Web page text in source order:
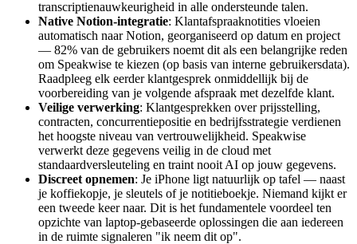
transcriptienauwkeurigheid in alle ondersteunde talen.
Native Notion-integratie: Klantafspraaknotities vloeien
automatisch naar Notion, georganiseerd op datum en project
— 82% van de gebruikers noemt dit als een belangrijke reden
om Speakwise te kiezen (op basis van interne gebruikersdata).
Raadpleeg elk eerder klantgesprek onmiddellijk bij de
voorbereiding van je volgende afspraak met dezelfde klant.
Veilige verwerking: Klantgesprekken over prijsstelling,
contracten, concurrentiepositie en bedrijfsstrategie verdienen
het hoogste niveau van vertrouwelijkheid. Speakwise
verwerkt deze gegevens veilig in de cloud met
standaardversleuteling en traint nooit AI op jouw gegevens.
Discreet opnemen: Je iPhone ligt natuurlijk op tafel — naast
je koffiekopje, je sleutels of je notitieboekje. Niemand kijkt er
een tweede keer naar. Dit is het fundamentele voordeel ten
opzichte van laptop-gebaseerde oplossingen die aan iedereen
in de ruimte signaleren "ik neem dit op".